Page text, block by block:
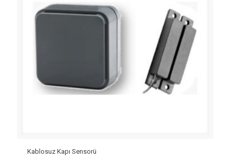
Kablosuz Kapı Sensorü